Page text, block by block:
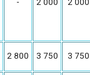
- 2 000 2 000
2 800 3 750 3 750